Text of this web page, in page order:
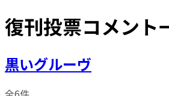
復刊投票コメント
黒いグルーヴ